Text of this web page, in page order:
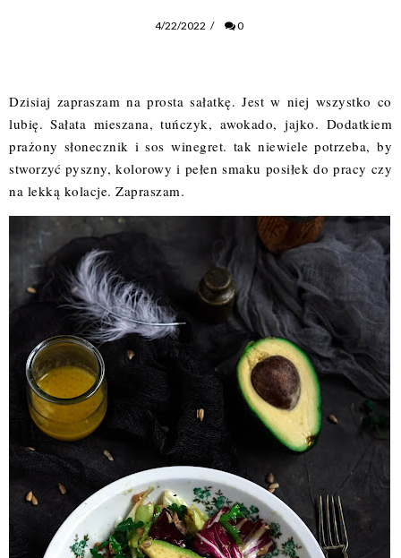
4/22/2022 / 0
Dzisiaj zapraszam na prosta sałatkę. Jest w niej wszystko co
lubię. Sałata mieszana, tuńczyk, awokado, jajko. Dodatkiem
prażony słonecznik i sos winegret. tak niewiele potrzeba, by
stworzyć pyszny, kolorowy i pełen smaku posiłek do pracy czy
na lekką kolacje. Zapraszam.